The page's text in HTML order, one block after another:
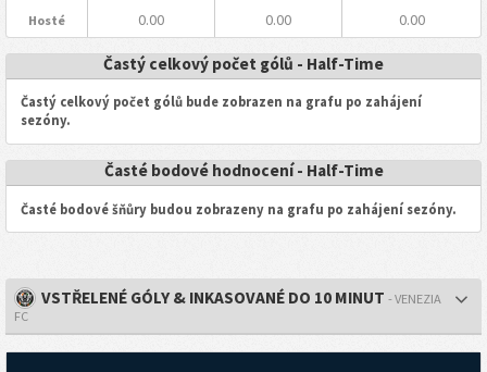
Hosté 0.00 0.00 0.00
Častý celkový počet gólů - Half-Time
Častý celkový počet gólů bude zobrazen na grafu po zahájení
sezóny.
Časté bodové hodnocení - Half-Time
Časté bodové šňůry budou zobrazeny na grafu po zahájení sezóny.
VSTŘELENÉ GÓLY & INKASOVANÉ DO 10 MINUT - VENEZIA
FC